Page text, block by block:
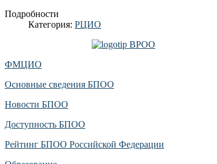
Подробности
Категория: РЦИО
ФМЦИО
Основные сведения БПОО
Новости БПОО
Доступность БПОО
Рейтинг БПОО Российской Федерации